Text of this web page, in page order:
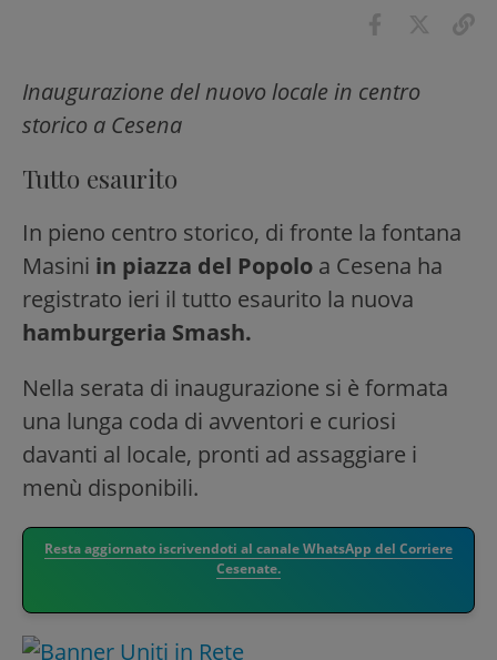
Inaugurazione del nuovo locale in centro
storico a Cesena
Tutto esaurito
In pieno centro storico, di fronte la fontana
Masini in piazza del Popolo a Cesena ha
registrato ieri il tutto esaurito la nuova
hamburgeria Smash.
Nella serata di inaugurazione si è formata
una lunga coda di avventori e curiosi
davanti al locale, pronti ad assaggiare i
menù disponibili.
Resta aggiornato iscrivendoti al canale WhatsApp del Corriere
Cesenate.